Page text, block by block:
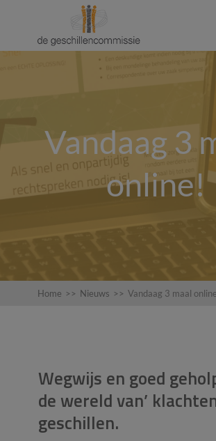
Vandaag 3
online!
Home >> Nieuws >> Vandaag 3 maal
Wegwijs en goed
de wereld van’
geschillen.